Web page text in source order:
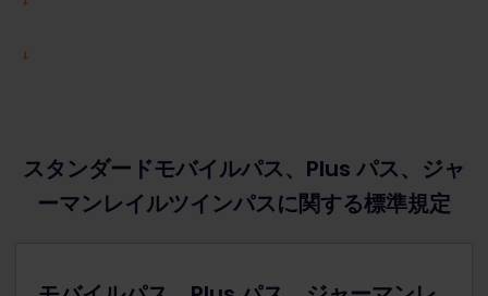
スタンダードモバイルパス、Plus パス、ジャ
ーマンレイルツインパスに関する標準規定